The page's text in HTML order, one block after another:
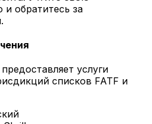
обратитесь за
услуги
списков FATF и